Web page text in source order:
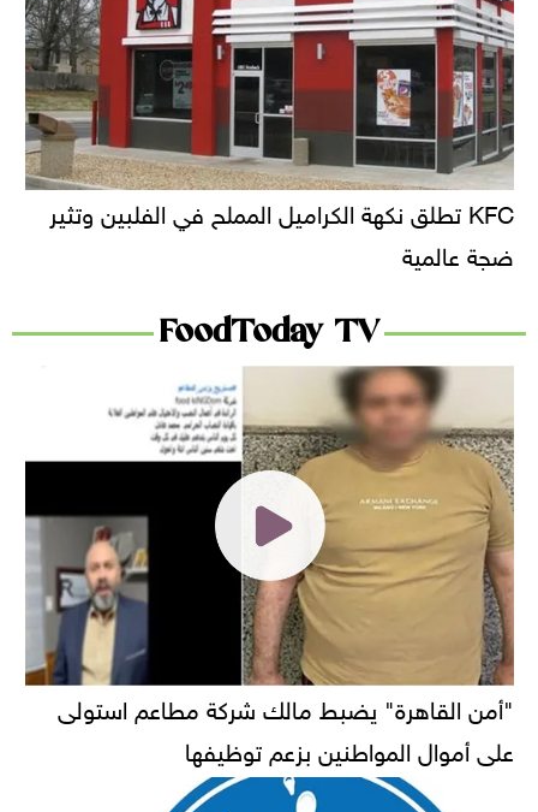
KFC تطلق نكهة الكراميل المملح في الفلبين وتثير
ضجة عالمية
FoodToday TV
"أمن القاهرة" يضبط مالك شركة مطاعم استولى
على أموال المواطنين بزعم توظيفها